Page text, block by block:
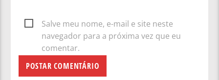
Salve meu nome, e-mail e site neste
navegador para a próxima vez que eu
comentar.